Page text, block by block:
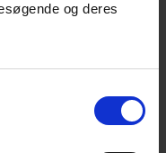
og deres
overflader